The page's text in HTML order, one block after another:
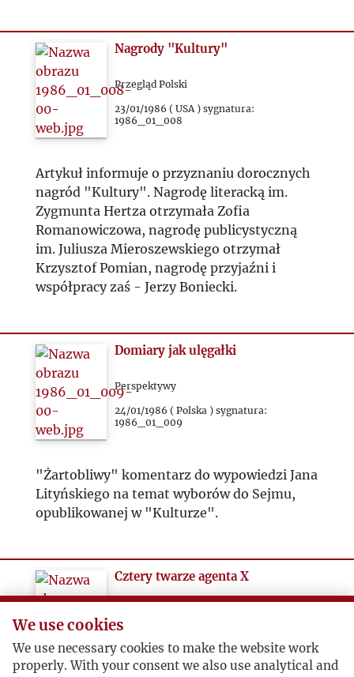
Nagrody "Kultury"
Przegląd Polski
23/01/1986 ( USA ) sygnatura:
1986_01_008
Artykuł informuje o przyznaniu dorocznych
nagród "Kultury". Nagrodę literacką im.
Zygmunta Hertza otrzymała Zofia
Romanowiczowa, nagrodę publicystyczną
im. Juliusza Mieroszewskiego otrzymał
Krzysztof Pomian, nagrodę przyjaźni i
współpracy zaś - Jerzy Boniecki.
Domiary jak ulęgałki
Perspektywy
24/01/1986 ( Polska ) sygnatura:
1986_01_009
"Żartobliwy" komentarz do wypowiedzi Jana
Lityńskiego na temat wyborów do Sejmu,
opublikowanej w "Kulturze".
Cztery twarze agenta X
1986_01_010
We use cookies
We use necessary cookies to make the website work
properly. With your consent we also use analytical and